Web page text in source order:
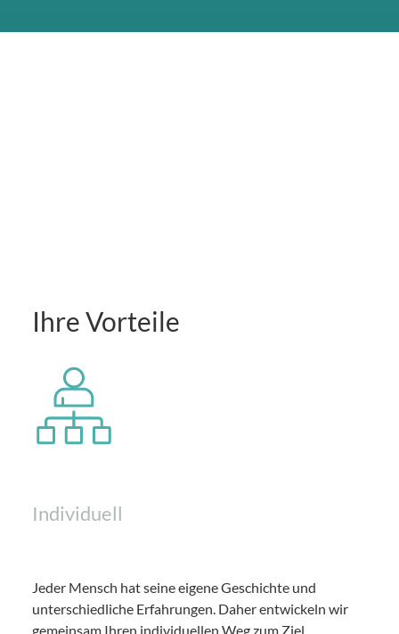
Ihre Vorteile
Individuell
Jeder Mensch hat seine eigene Geschichte und
unterschiedliche Erfahrungen. Daher entwickeln wir
gemeinsam Ihren individuellen Weg zum Ziel.